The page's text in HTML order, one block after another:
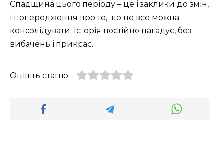
Спадщина цього періоду – це і заклики до змін,
і попередження про те, що не все можна
консолідувати. Історія постійно нагадує, без
вибачень і прикрас.
Оцініть статтю